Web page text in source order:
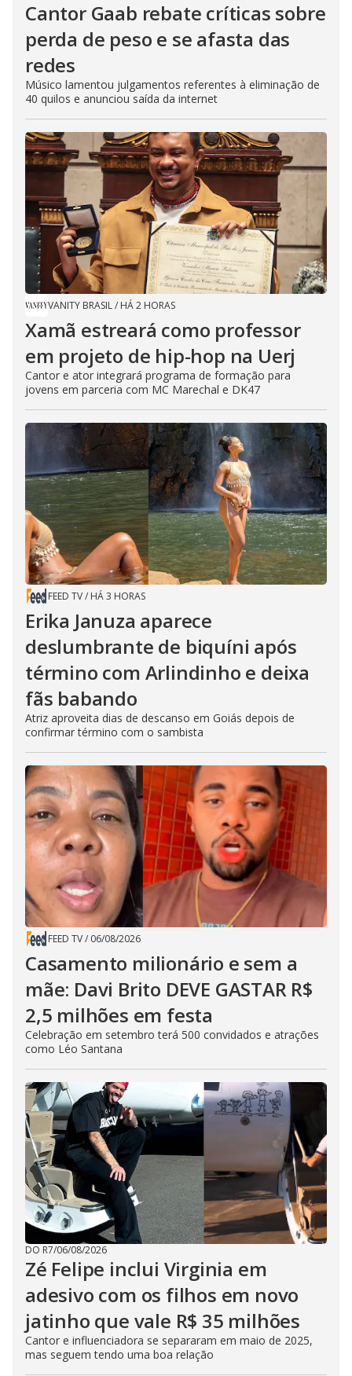
Cantor Gaab rebate críticas sobre
perda de peso e se afasta das
redes
Músico lamentou julgamentos referentes à eliminação de
40 quilos e anunciou saída da internet
VANITY BRASIL/ HÁ 2 HORAS
Xamã estreará como professor
em projeto de hip-hop na Uerj
Cantor e ator integrará programa de formação para
jovens em parceria com MC Marechal e DK47
FEED TV/ HÁ 3 HORAS
Erika Januza aparece
deslumbrante de biquíni após
término com Arlindinho e deixa
fãs babando
Atriz aproveita dias de descanso em Goiás depois de
confirmar término com o sambista
FEED TV/ 06/08/2026
Casamento milionário e sem a
mãe: Davi Brito DEVE GASTAR R$
2,5 milhões em festa
Celebração em setembro terá 500 convidados e atrações
como Léo Santana
DO R7/06/08/2026
Zé Felipe inclui Virginia em
adesivo com os filhos em novo
jatinho que vale R$ 35 milhões
Cantor e influenciadora se separaram em maio de 2025,
mas seguem tendo uma boa relação